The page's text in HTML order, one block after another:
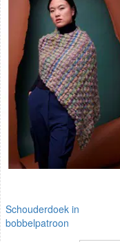
Schouderdoek in
bobbelpatroon